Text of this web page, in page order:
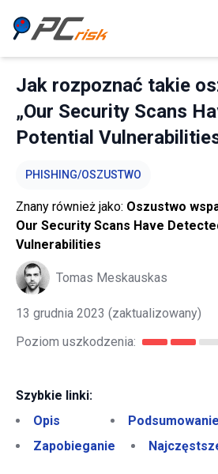
Jak rozpoznać takie
„Our Security Scans
Potential
PHISHING/OSZUSTWO
Znany również jako: Oszustwo
Our Security Scans Have
Vulnerabilities
Tomas Meskauskas
13 grudnia 2023 (zaktualizowany)
Poziom uszkodzenia:
Szybkie linki:
Opis
Podsumowanie
Zapobieganie